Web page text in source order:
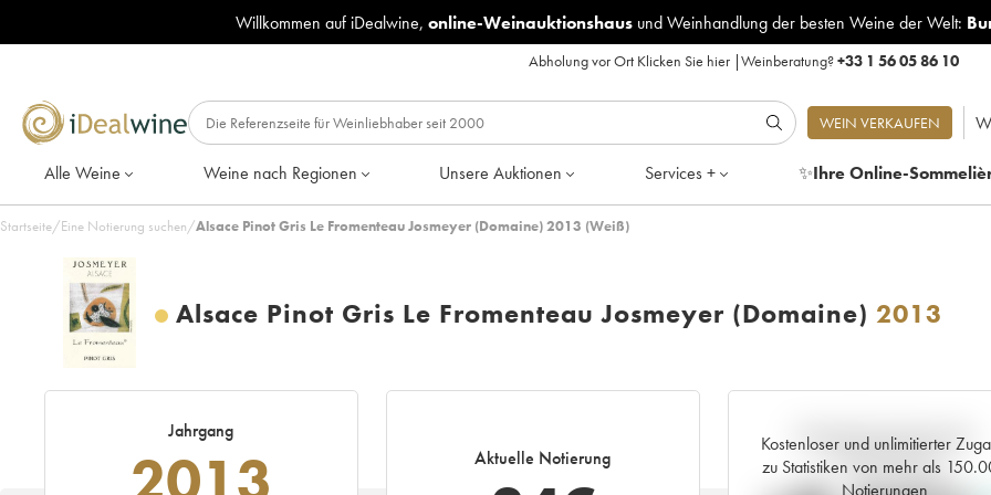
Willkommen auf iDealwine, online-Weinauktionshausund Weinhandlung der besten Weine der Welt:
Abholung vor Ort Klicken Sie hier|Weinberatung?+33 1 56 05 86 10
WEIN VERKAUFEN
Alle Weine Weine nach Regionen Unsere Auktionen Services + ✨Ihre Online-
Startseite/Eine Notierung suchen/Alsace Pinot Gris Le Fromenteau Josmeyer (Domaine) 2013 (Weiß)
Alsace Pinot Gris Le Fromenteau Josmeyer (Domaine) 2013
Jahrgang
Aktuelle Notierung
Kostenloser und unlimitierter
zu Statistiken von mehr als
Notierungen
Aktuelle Entwicklung der
Preisnotierung